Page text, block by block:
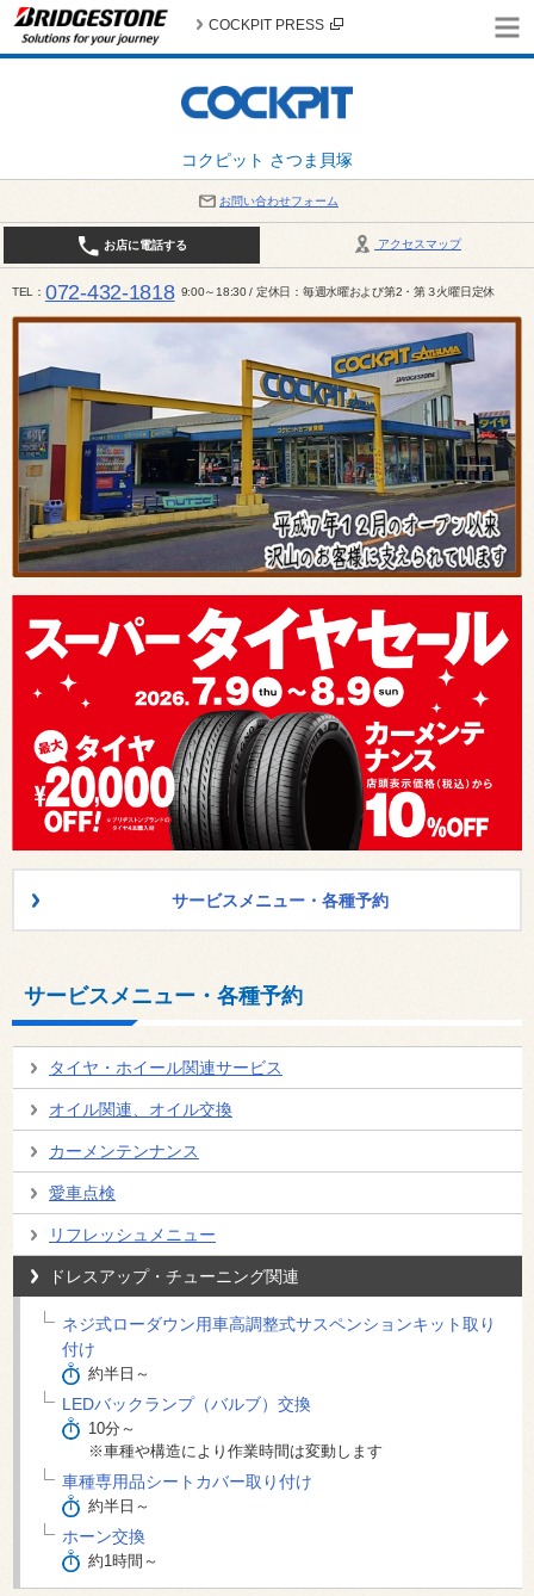
コクピット さつま貝塚
COCKPIT PRESS
お問い合わせフォーム
アクセスマップ
お店に電話する
TEL 072-432-1818 9:00～18:30 / 定休日：毎週水曜および第2・第３火曜日定休
サービスメニュー・各種予約
サービスメニュー・各種予約
タイヤ・ホイール関連サービス
オイル関連、オイル交換
カーメンテンナンス
愛車点検
リフレッシュメニュー
ドレスアップ・チューニング関連
ネジ式ローダウン用車高調整式サスペンションキット取り
付け
約半日～
LEDバックランプ（バルブ）交換
10分～
※車種や構造により作業時間は変動します
車種専用品シートカバー取り付け
約半日～
ホーン交換
約1時間～